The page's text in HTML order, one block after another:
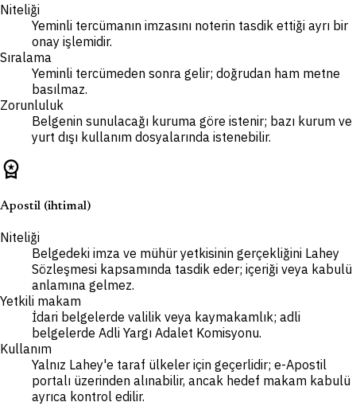
Niteliği
Yeminli tercümanın imzasını noterin tasdik ettiği ayrı bir
onay işlemidir.
Sıralama
Yeminli tercümeden sonra gelir; doğrudan ham metne
basılmaz.
Zorunluluk
Belgenin sunulacağı kuruma göre istenir; bazı kurum ve
yurt dışı kullanım dosyalarında istenebilir.
workspace_premium
Apostil (ihtimal)
Niteliği
Belgedeki imza ve mühür yetkisinin gerçekliğini Lahey
Sözleşmesi kapsamında tasdik eder; içeriği veya kabulü
anlamına gelmez.
Yetkili makam
İdari belgelerde valilik veya kaymakamlık; adli
belgelerde Adli Yargı Adalet Komisyonu.
Kullanım
Yalnız Lahey'e taraf ülkeler için geçerlidir; e-Apostil
portalı üzerinden alınabilir, ancak hedef makam kabulü
ayrıca kontrol edilir.